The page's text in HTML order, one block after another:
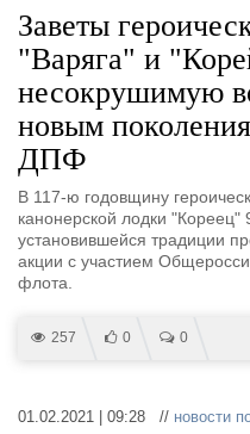
Заветы
"Варяга" и
несокрушимую
новым
ДПФ
В 117-ю годовщину
канонерской лодки
установившейся традиции
акции с участием
флота.
257 0 0
01.02.2021 | 09:28 // новости